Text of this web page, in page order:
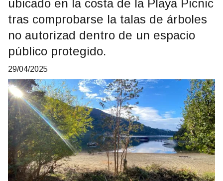
ubicado en la costa de la Playa Picnic
tras comprobarse la talas de árboles
no autorizad dentro de un espacio
público protegido.
29/04/2025